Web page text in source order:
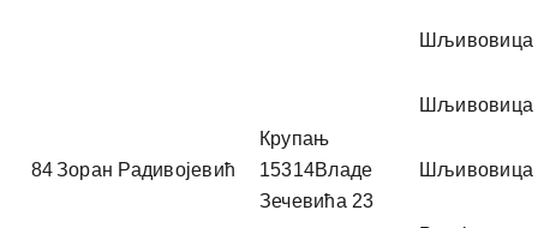
84Зоран Радивојевић
Крупањ
15314Владе
Зечевића 23
Шљивовица
Шљивовица
Шљивовица